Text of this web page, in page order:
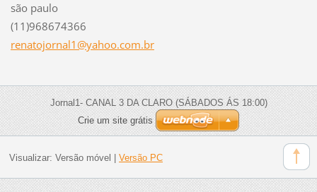
são paulo
(11)968674366
renatojornal1@yahoo.com.br
Jornal1- CANAL 3 DA CLARO (SÁBADOS ÁS 18:00)
Crie um site grátis
Visualizar: Versão móvel Versão PC